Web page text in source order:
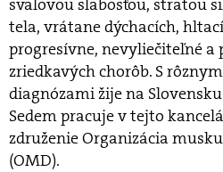
svalovou slabosťou, stratou
tela, vrátane dýchacích,
progresívne, nevyliečiteľné a
zriedkavých chorôb. S
diagnózami žije na
Sedem pracuje v tejto
združenie Organizácia
(OMD).